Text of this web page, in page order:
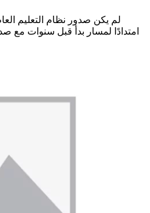
لم يكن صدور نظام التعليم
امتدادًا لمسار بدأ قبل سنوات مع